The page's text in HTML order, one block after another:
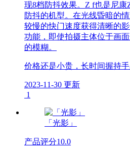
现8档防抖效果。Z f也是尼
防抖的机型。在光线昏暗的
较慢的快门速度获得清晰的
功能，即使拍摄主体位于画
的模糊。
价格还是小贵，长时间握持手
2023-11-30 更新
1
「光影」
产品评分10.0